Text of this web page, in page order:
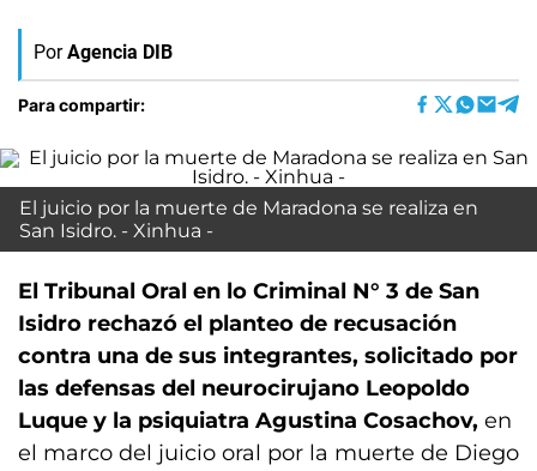
Por Agencia DIB
Para compartir:
El juicio por la muerte de Maradona se realiza en
San Isidro. - Xinhua -
El Tribunal Oral en lo Criminal N° 3 de San
Isidro rechazó el planteo de recusación
contra una de sus integrantes, solicitado por
las defensas del neurocirujano Leopoldo
Luque y la psiquiatra Agustina Cosachov, en
el marco del juicio oral por la muerte de Diego